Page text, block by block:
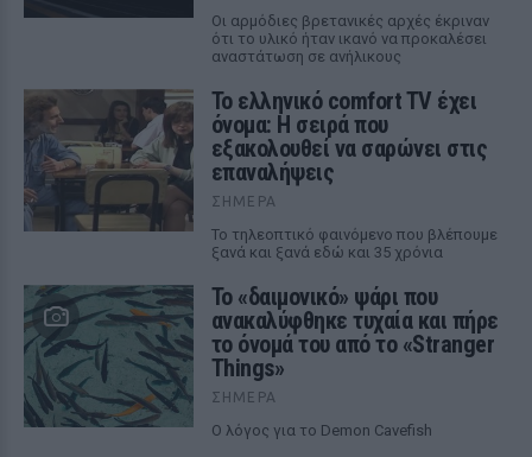
Οι αρμόδιες βρετανικές αρχές έκριναν
ότι το υλικό ήταν ικανό να προκαλέσει
αναστάτωση σε ανήλικους
Το ελληνικό comfort TV έχει
όνομα: Η σειρά που
εξακολουθεί να σαρώνει στις
επαναλήψεις
ΣΉΜΕΡΑ
Το τηλεοπτικό φαινόμενο που βλέπουμε
ξανά και ξανά εδώ και 35 χρόνια
Το «δαιμονικό» ψάρι που
ανακαλύφθηκε τυχαία και πήρε
το όνομά του από το «Stranger
Things»
ΣΉΜΕΡΑ
Ο λόγος για το Demon Cavefish